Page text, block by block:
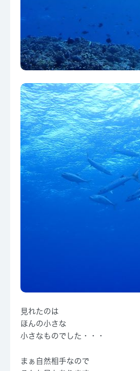
見れたのは
ほんの小さな
小さなものでした・・・
まぁ自然相手なので